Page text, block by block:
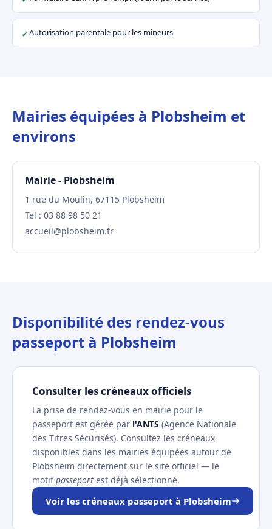
✓Autorisation parentale pour les mineurs
Mairies équipées à Plobsheim et
environs
Mairie - Plobsheim
1 rue du Moulin, 67115 Plobsheim
Tel : 03 88 98 50 21
accueil@plobsheim.fr
Disponibilité des rendez-vous
passeport à Plobsheim
Consulter les créneaux officiels
La prise de rendez-vous en mairie pour le
passeport est gérée par l'ANTS (Agence Nationale
des Titres Sécurisés). Consultez les créneaux
disponibles dans les mairies équipées autour de
Plobsheim directement sur le site officiel — le
motifpasseport est déjà sélectionné.
Voir les créneaux passeport à Plobsheim